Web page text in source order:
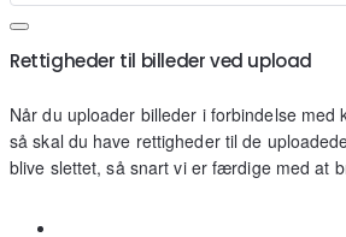
Rettigheder til billeder ved upload
Når du uploader billeder i forbindelse med
så skal du have rettigheder til de
blive slettet, så snart vi er færdige med at